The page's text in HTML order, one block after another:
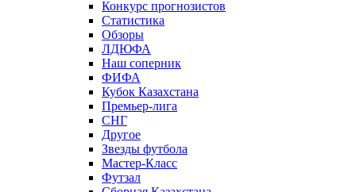
Конкурс прогнозистов
Статистика
Обзоры
ЛДЮФА
Наш соперник
ФИФА
Кубок Казахстана
Премьер-лига
СНГ
Другое
Звезды футбола
Мастер-Класс
Футзал